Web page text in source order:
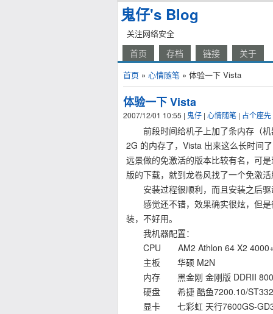
鬼仔's Blog
关注网络安全
首页 存档 链接 关于
首页 » 心情随笔 » 体验一下 Vista
体验一下 Vista
2007/12/01 10:55 | 鬼仔 | 心情随笔 | 占个座先
前段时间给机子上加了条内存（机
2G 的内存了，Vista 出来这么长时间
远景做的免激活的版本比较有名，可
版的下载，就到龙卷风找了一个免激
安装过程很顺利，而且安装之后驱
感觉还不错，效果确实很炫，但是
装，不好用。
我机器配置：
CPU AM2 Athlon 64 X2
主板 华硕 M2N
内存 黑金刚 金刚版 DDRII 800
硬盘 希捷 酷鱼7200.10/
显卡 七彩虹 天行7600GS-GD3